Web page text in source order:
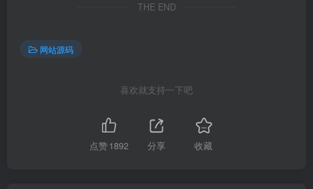
THE END
网站源码
喜欢就支持一下吧
点赞1892 分享 收藏